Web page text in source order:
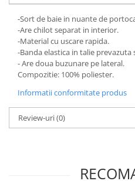
-Sort de baie in nuante de
-Are chilot separat in interior.
-Material cu uscare rapida.
-Banda elastica in talie prevazuta
- Are doua buzunare pe lateral.
Compozitie: 100% poliester.
Informatii conformitate produs
Review-uri(0)